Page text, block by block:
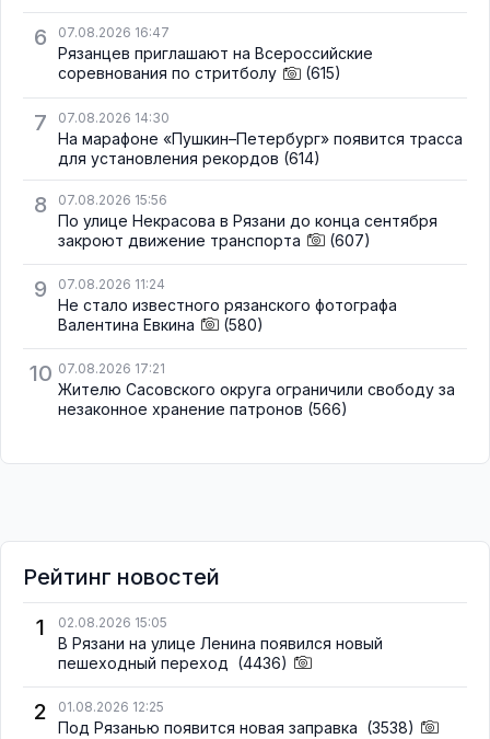
6 07.08.2026 16:47
Рязанцев приглашают на Всероссийские
соревнования по стритболу
(615)
7 07.08.2026 14:30
На марафоне «Пушкин–Петербург» появится трасса
для установления рекордов (614)
8 07.08.2026 15:56
По улице Некрасова в Рязани до конца сентября
закроют движение транспорта
(607)
9 07.08.2026 11:24
Не стало известного рязанского фотографа
Валентина Евкина
(580)
10 07.08.2026 17:21
Жителю Сасовского округа ограничили свободу за
незаконное хранение патронов (566)
Рейтинг новостей
1
02.08.2026 15:05
В Рязани на улице Ленина появился новый
пешеходный переход (4436)
2 01.08.2026 12:25
Под Рязанью появится новая заправка (3538)